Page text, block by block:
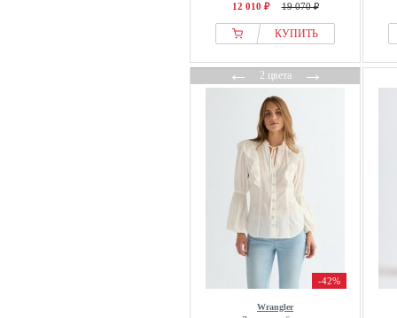
12 010 ₽ 19 070 ₽
КУПИТЬ
←2 цвета→
-42%
Wrangler